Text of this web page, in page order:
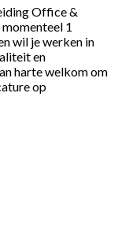
Office &
1
wil je werken in
en
harte welkom om
op